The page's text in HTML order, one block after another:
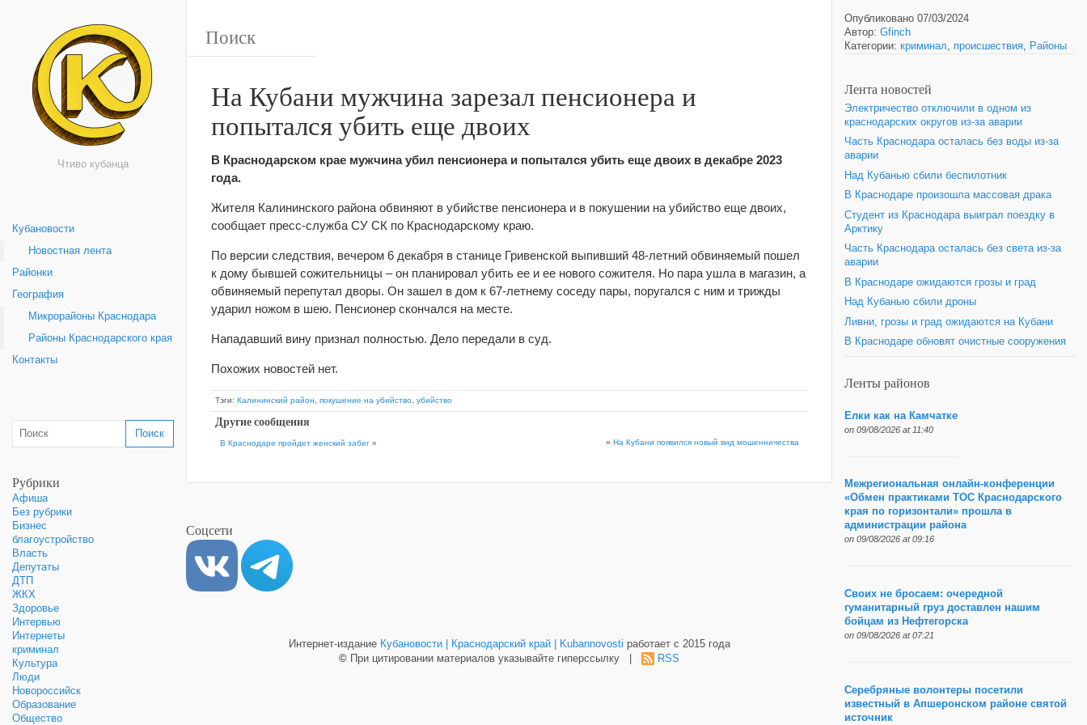
Чтиво кубанца
Кубановости
Новостная лента
Районки
География
Микрорайоны Краснодара
Районы Краснодарского края
Контакты
Рубрики
Афиша
Без рубрики
Бизнес
благоустройство
Власть
Депутаты
ДТП
ЖКХ
Здоровье
Интервью
Интернеты
криминал
Культура
Люди
Новороссийск
Образование
Общество
На Кубани мужчина зарезал пенсионера и
попытался убить еще двоих
В Краснодарском крае мужчина убил пенсионера и попытался убить еще двоих в декабре 2023
года.
Жителя Калининского района обвиняют в убийстве пенсионера и в покушении на убийство еще двоих,
сообщает пресс-служба СУ СК по Краснодарскому краю.
По версии следствия, вечером 6 декабря в станице Гривенской выпивший 48-летний обвиняемый пошел
к дому бывшей сожительницы – он планировал убить ее и ее нового сожителя. Но пара ушла в магазин, а
обвиняемый перепутал дворы. Он зашел в дом к 67-летнему соседу пары, поругался с ним и трижды
ударил ножом в шею. Пенсионер скончался на месте.
Нападавший вину признал полностью. Дело передали в суд.
Похожих новостей нет.
Тэги: Калининский район покушение на убийство убийство
Другие сообщения
В Краснодаре пройдет женский забег « » На Кубани появился новый вид мошенничества
Опубликовано 07/03/2024
Автор: Gfinch
Категории: криминал, происшествия, Районы
Лента новостей
Электричество отключили в одном из
краснодарских округов из-за аварии
Часть Краснодара осталась без воды из-за
аварии
Над Кубанью сбили беспилотник
В Краснодаре произошла массовая драка
Студент из Краснодара выиграл поездку в
Арктику
Часть Краснодара осталась без света из-за
аварии
В Краснодаре ожидаются грозы и град
Над Кубанью сбили дроны
Ливни, грозы и град ожидаются на Кубани
В Краснодаре обновят очистные сооружения
Ленты районов
Елки как на Камчатке
on 09/08/2026 at 11:40
Межрегиональная онлайн-конференции
«Обмен практиками ТОС Краснодарского
края по горизонтали» прошла в
администрации района
on 09/08/2026 at 09:16
Своих не бросаем: очередной
гуманитарный груз доставлен нашим
бойцам из Нефтегорска
on 09/08/2026 at 07:21
Серебряные волонтеры посетили
известный в Апшеронском районе святой
источник
Соцсети
Интернет-издание Кубановости | Краснодарский край | Kubannovosti работает с 2015 года
© При цитировании материалов указывайте гиперссылку | RSS